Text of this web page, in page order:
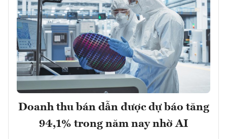
Doanh thu bán dẫn được dự báo tăng
94,1% trong năm nay nhờ AI